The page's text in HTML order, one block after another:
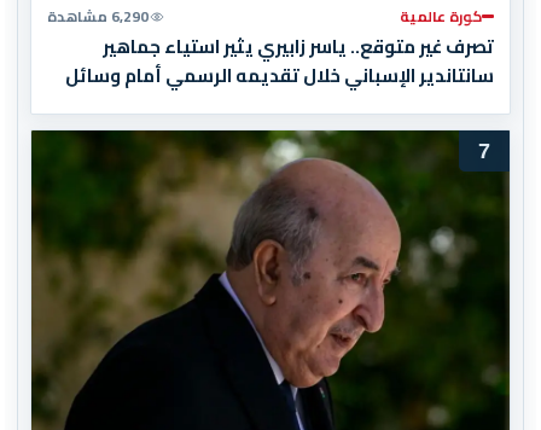
كورة عالمية 6,290 مشاهدة
تصرف غير متوقع.. ياسر زابيري يثير استياء جماهير
سانتاندير الإسباني خلال تقديمه الرسمي أمام وسائل
الإعلام
7